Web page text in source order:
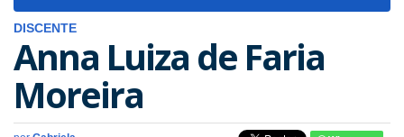
DISCENTE
Anna Luiza de Faria
Moreira